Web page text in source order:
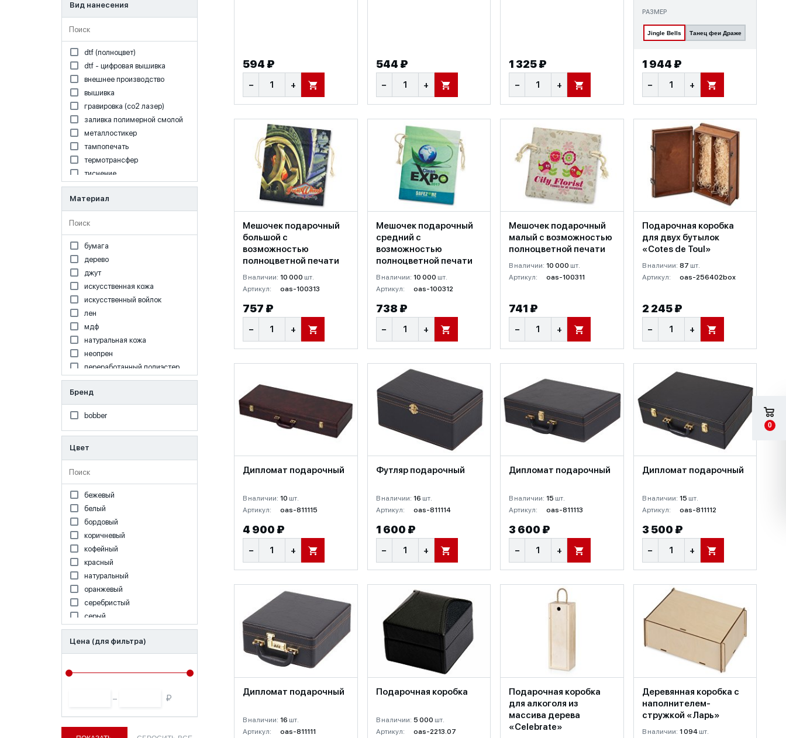
Вид нанесения
Поиск по Вид нанесения
dtf (полноцвет)
dtf - цифровая вышивка
внешнее производство
вышивка
гравировка (co2 лазер)
заливка полимерной смолой
металлостикер
тампопечать
термотрансфер
тиснение
уф dtf печать
уф-печать
цифровая печать
шильд спектрум
Материал
Поиск по Материал
бумага
дерево
джут
искусственная кожа
искусственный войлок
лен
мдф
натуральная кожа
неопрен
переработанный полиэстер
переработанный хлопок
полиэстер
хлопок
Бренд
bobber
Цвет
Поиск по Цвет
бежевый
белый
бордовый
коричневый
кофейный
красный
натуральный
оранжевый
серебристый
серый
синий
темно-коричневый
черный
Цена (для фильтра)
– ₽
594 ₽
− + В КОРЗИНУ
544 ₽
− + В КОРЗИНУ
1 325 ₽
− + В КОРЗИНУ
РАЗМЕР
Jingle Bells Танец феи Драже
1 944 ₽
− + В КОРЗИНУ
Мешочек подарочный
большой с
возможностью
полноцветной печати
В наличии: 10 000 шт.
Артикул:
oas-100313
757 ₽
− + В КОРЗИНУ
Мешочек подарочный
средний с
возможностью
полноцветной печати
В наличии: 10 000 шт.
Артикул:
oas-100312
738 ₽
− + В КОРЗИНУ
Мешочек подарочный
малый с возможностью
полноцветной печати
В наличии: 10 000 шт.
Артикул:
oas-100311
741 ₽
− + В КОРЗИНУ
Подарочная коробка
для двух бутылок
«Cotes de Toul»
В наличии: 87 шт.
Артикул:
oas-256402box
2 245 ₽
− + В КОРЗИНУ
Дипломат подарочный
В наличии: 10 шт.
Артикул:
oas-811115
4 900 ₽
− + В КОРЗИНУ
Футляр подарочный
В наличии: 16 шт.
Артикул:
oas-811114
1 600 ₽
− + В КОРЗИНУ
Дипломат подарочный
В наличии: 15 шт.
Артикул:
oas-811113
3 600 ₽
− + В КОРЗИНУ
Дипломат подарочный
В наличии: 15 шт.
Артикул:
oas-811112
3 500 ₽
− + В КОРЗИНУ
Дипломат подарочный
В наличии: 16 шт.
Артикул:
oas-811111
Подарочная коробка
В наличии: 5 000 шт.
Артикул:
oas-2213.07
Подарочная коробка
для алкоголя из
массива дерева
«Celebrate»
Деревянная коробка с
наполнителем-
стружкой «Ларь»
В наличии: 1 094шт.
0